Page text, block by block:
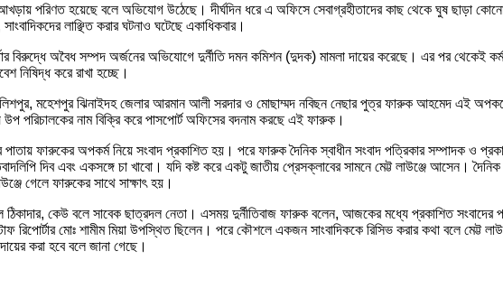
পরিণত হয়েছে বলে অভিযোগ উঠেছে। দীর্ঘদিন ধরে এ অফিসে সেবাগ্রহীতাদের কাছ থেকে ঘুষ ছাড়া
লাঞ্ছিত করার ঘটনাও ঘটেছে একাধিকবার।
বিরুদ্ধে অবৈধ সম্পদ অর্জনের অভিযোগে দুর্নীতি দমন কমিশন (দুদক) মামলা দায়ের করেছে। এর পর থেকেই
নিষিদ্ধ করে রাখা হচ্ছে।
মহেশপুর ঝিনাইদহ জেলার আরমান আলী সরদার ও মোছাম্মদ নবিছন নেছার পুত্র ফারুক আহমেদ এই
পরিচালকের নাম বিক্রি করে পাসপোর্ট অফিসের বদনাম করছে এই ফারুক।
পাতায় ফারুকের অপকর্ম নিয়ে সংবাদ প্রকাশিত হয়। পরে ফারুক দৈনিক স্বাধীন সংবাদ পত্রিকার
দিব এবং একসঙ্গে চা খাবো। যদি কষ্ট করে একটু জাতীয় প্রেসক্লাবের সামনে মেট্ট লাউঞ্জে আসেন।
গেলে ফারুকের সাথে সাক্ষাৎ হয়।
কেউ বলে সাবেক ছাত্রদল নেতা। এসময় দুর্নীতিবাজ ফারুক বলেন, আজকের মধ্যে প্রকাশিত সংবাদের
রিপোর্টার মোঃ শামীম মিয়া উপস্থিত ছিলেন। পরে কৌশলে একজন সাংবাদিককে রিসিভ করার কথা বলে মেট্ট
করা হবে বলে জানা গেছে।